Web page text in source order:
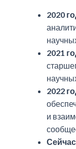
2020
2021
2022
и